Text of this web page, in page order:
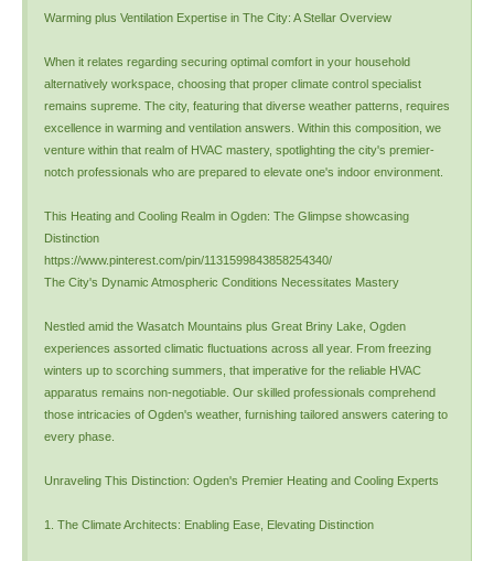
Warming plus Ventilation Expertise in The City: A Stellar Overview
When it relates regarding securing optimal comfort in your household
alternatively workspace, choosing that proper climate control specialist
remains supreme. The city, featuring that diverse weather patterns, requires
excellence in warming and ventilation answers. Within this composition, we
venture within that realm of HVAC mastery, spotlighting the city's premier-
notch professionals who are prepared to elevate one's indoor environment.
This Heating and Cooling Realm in Ogden: The Glimpse showcasing
Distinction
https://www.pinterest.com/pin/1131599843858254340/
The City's Dynamic Atmospheric Conditions Necessitates Mastery
Nestled amid the Wasatch Mountains plus Great Briny Lake, Ogden
experiences assorted climatic fluctuations across all year. From freezing
winters up to scorching summers, that imperative for the reliable HVAC
apparatus remains non-negotiable. Our skilled professionals comprehend
those intricacies of Ogden's weather, furnishing tailored answers catering to
every phase.
Unraveling This Distinction: Ogden's Premier Heating and Cooling Experts
1. The Climate Architects: Enabling Ease, Elevating Distinction